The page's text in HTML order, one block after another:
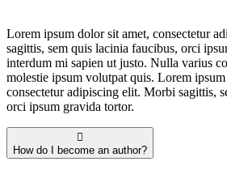
Lorem ipsum dolor sit amet, consectetur
sagittis, sem quis lacinia faucibus, orci
interdum mi sapien ut justo. Nulla varius
molestie ipsum volutpat quis. Lorem
consectetur adipiscing elit. Morbi sagittis,
orci ipsum gravida tortor.
How do I become an author?